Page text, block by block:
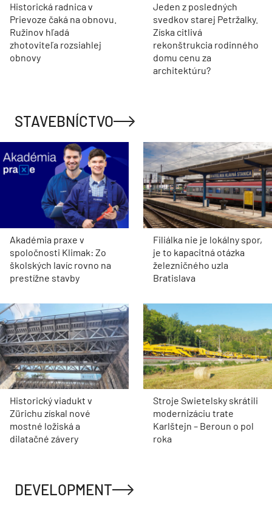
Historická radnica v
Prievoze čaká na obnovu.
Ružinov hľadá
zhotoviteľa rozsiahlej
obnovy
Jeden z posledných
svedkov starej Petržalky.
Získa citlivá
rekonštrukcia rodinného
domu cenu za
architektúru?
STAVEBNÍCTVO
Akadémia praxe v
spoločnosti Klimak: Zo
školských lavíc rovno na
prestížne stavby
Filiálka nie je lokálny spor,
je to kapacitná otázka
železničného uzla
Bratislava
Historický viadukt v
Zürichu získal nové
mostné ložiská a
dilatačné závery
Stroje Swietelsky skrátili
modernizáciu trate
Karlštejn – Beroun o pol
roka
DEVELOPMENT